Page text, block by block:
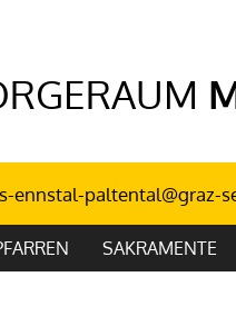
ennstal-paltental@graz-
SAKRAMENTE